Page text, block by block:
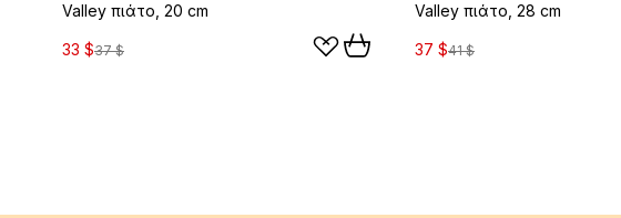
Valley πιάτο, 20 cm
33 $37 $
Valley πιάτο, 28 cm
37 $41 $